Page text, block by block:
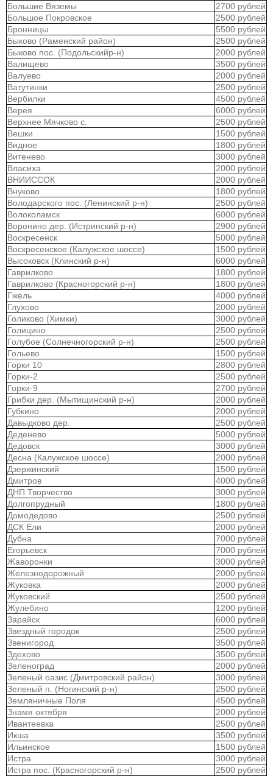
Большие Вяземы
2700 рублей
Большое Покровское
2500 рублей
Бронницы
5500 рублей
Быково (Раменский район)
2500 рублей
Быково пос. (Подольскийр-н)
2000 рублей
Валищево
3500 рублей
Валуево
2000 рублей
Ватутинки
2500 рублей
Вербилки
4500 рублей
Верея
6000 рублей
Верхнее Мячково с.
2500 рублей
Вешки
1500 рублей
Видное
1800 рублей
Витенево
3000 рублей
Власиха
2000 рублей
ВНИИССОК
2000 рублей
Внуково
1800 рублей
Володарского пос. (Ленинский р-н)
2500 рублей
Волоколамск
6000 рублей
Воронино дер. (Истринский р-н)
2900 рублей
Воскресенск
5000 рублей
Воскресенское (Калужское шоссе)
1500 рублей
Высоковск (Клинский р-н)
6000 рублей
Гаврилково
1800 рублей
Гаврилково (Красногорский р-н)
1800 рублей
Гжель
4000 рублей
Глухово
2000 рублей
Голиково (Химки)
3000 рублей
Голицино
2500 рублей
Голубое (Солнечногорский р-н)
2500 рублей
Гольево
1500 рублей
Горки 10
2800 рублей
Горки-2
2500 рублей
Горки-9
2700 рублей
Грибки дер. (Мытищинский р-н)
2000 рублей
Губкино
2000 рублей
Давыдково дер.
2500 рублей
Деденево
5000 рублей
Дедовск
3000 рублей
Десна (Калужское шоссе)
2000 рублей
Дзержинский
1500 рублей
Дмитров
4000 рублей
ДНП Творчество
3000 рублей
Долгопрудный
1800 рублей
Домодедово
2500 рублей
ДСК Ели
2000 рублей
Дубна
7000 рублей
Егорьевск
7000 рублей
Жаворонки
3000 рублей
Железнодорожный
2000 рублей
Жуковка
2000 рублей
Жуковский
2500 рублей
Жулебино
1200 рублей
Зарайск
6000 рублей
Звездный городок
2500 рублей
Звенигород
3500 рублей
Здехово
3500 рублей
Зеленоград
2000 рублей
Зеленый оазис (Дмитровский район)
3000 рублей
Зеленый п. (Ногинский р-н)
2500 рублей
Земляничные Поля
4500 рублей
Знамя октября
2000 рублей
Ивантеевка
2500 рублей
Икша
3500 рублей
Ильинское
1500 рублей
Истра
3000 рублей
Истра пос. (Красногорский р-н)
2500 рублей